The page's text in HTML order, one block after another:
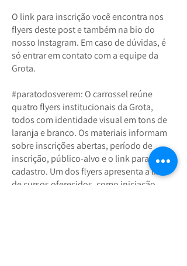
O link para inscrição você encontra nos
flyers deste post e também na bio do
nosso Instagram. Em caso de dúvidas, é
só entrar em contato com a equipe da
Grota.
#paratodosverem: O carrossel reúne
quatro flyers institucionais da Grota,
todos com identidade visual em tons de
laranja e branco. Os materiais informam
sobre inscrições abertas, período de
inscrição, público-alvo e o link para
cadastro. Um dos flyers apresenta a lista
de cursos oferecidos, como iniciação